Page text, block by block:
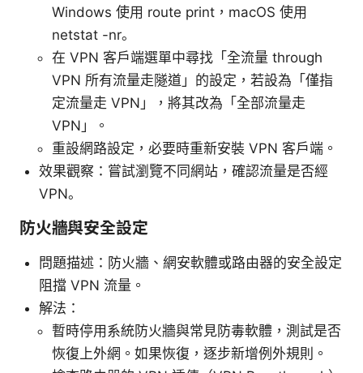
Windows 使用 route print，macOS 使用
netstat -nr。
在 VPN 客戶端選單中尋找「全流量 through
VPN 所有流量走隧道」的設定，若設為「僅指
定流量走 VPN」，將其改為「全部流量走
VPN」。
重設網路設定，必要時重新安裝 VPN 客戶端。
效果觀察：嘗試瀏覽不同網站，確認流量是否經
VPN。
防火牆與安全設定
問題描述：防火牆、網安軟體或路由器的安全設定
阻擋 VPN 流量。
解法：
暫時停用系統防火牆與常見防毒軟體，測試是否
恢復上外網。如果恢復，逐步新增例外規則。